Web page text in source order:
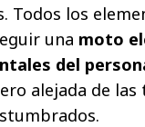
Todos los
una moto
del
alejada de las